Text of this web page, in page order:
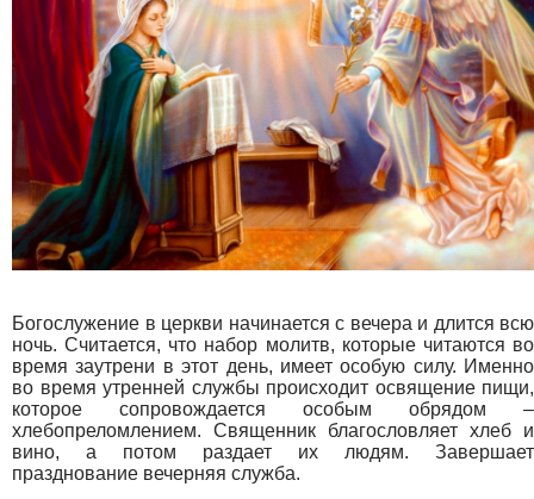
Богослужение в церкви начинается с вечера и длится всю
ночь. Считается, что набор молитв, которые читаются во
время заутрени в этот день, имеет особую силу. Именно
во время утренней службы происходит освящение пищи,
которое сопровождается особым обрядом –
хлебопреломлением. Священник благословляет хлеб и
вино, а потом раздает их людям. Завершает
празднование вечерняя служба.